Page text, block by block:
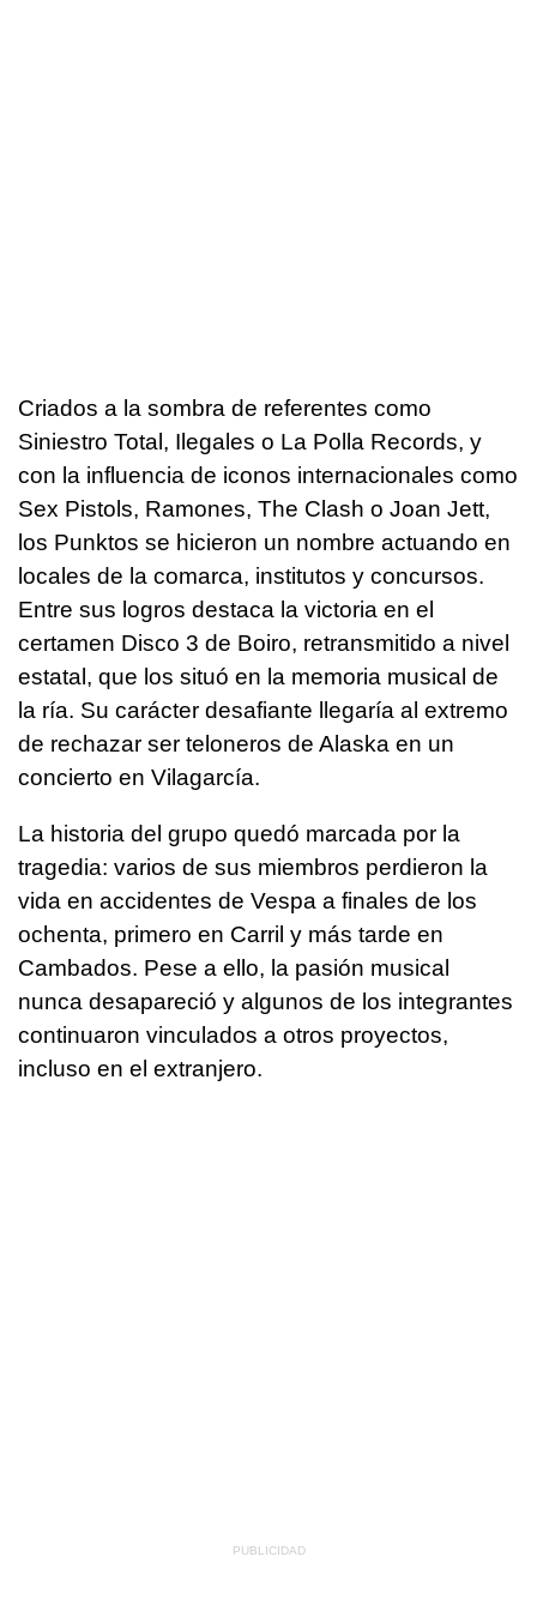
Criados a la sombra de referentes como
Siniestro Total, Ilegales o La Polla Records, y
con la influencia de iconos internacionales como
Sex Pistols, Ramones, The Clash o Joan Jett,
los Punktos se hicieron un nombre actuando en
locales de la comarca, institutos y concursos.
Entre sus logros destaca la victoria en el
certamen Disco 3 de Boiro, retransmitido a nivel
estatal, que los situó en la memoria musical de
la ría. Su carácter desafiante llegaría al extremo
de rechazar ser teloneros de Alaska en un
concierto en Vilagarcía.
La historia del grupo quedó marcada por la
tragedia: varios de sus miembros perdieron la
vida en accidentes de Vespa a finales de los
ochenta, primero en Carril y más tarde en
Cambados. Pese a ello, la pasión musical
nunca desapareció y algunos de los integrantes
continuaron vinculados a otros proyectos,
incluso en el extranjero.